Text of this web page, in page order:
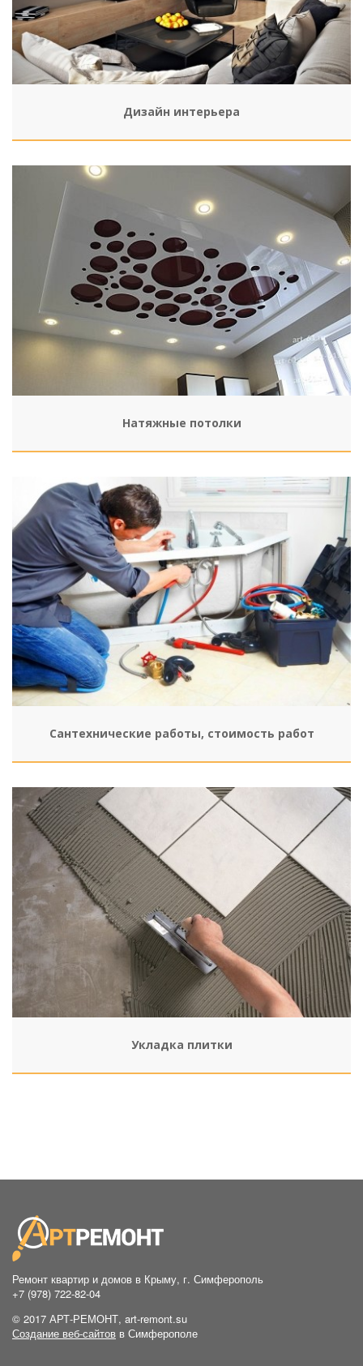
Дизайн интерьера
Натяжные потолки
Сантехнические работы, стоимость работ
Укладка плитки
Ремонт квартир и домов в Крыму, г. Симферополь
+7 (978) 722-82-04
© 2017 АРТ-РЕМОНТ, art-remont.su
Создание веб-сайтов в Симферополе